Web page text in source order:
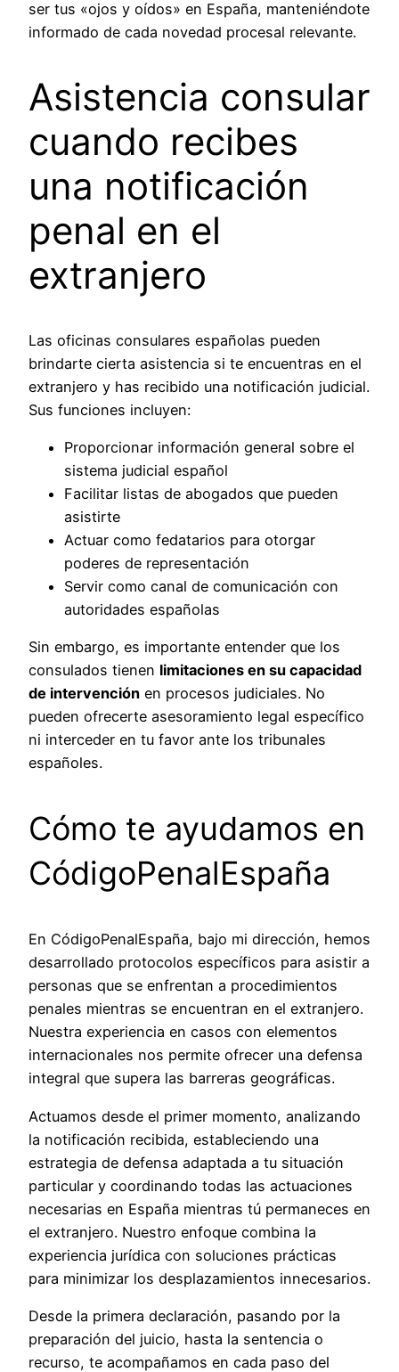
ser tus «ojos y oídos» en España, manteniéndote
informado de cada novedad procesal relevante.
Asistencia consular
cuando recibes
una notificación
penal en el
extranjero
Las oficinas consulares españolas pueden
brindarte cierta asistencia si te encuentras en el
extranjero y has recibido una notificación judicial.
Sus funciones incluyen:
Proporcionar información general sobre el
sistema judicial español
Facilitar listas de abogados que pueden
asistirte
Actuar como fedatarios para otorgar
poderes de representación
Servir como canal de comunicación con
autoridades españolas
Sin embargo, es importante entender que los
consulados tienen limitaciones en su capacidad
de intervención en procesos judiciales. No
pueden ofrecerte asesoramiento legal específico
ni interceder en tu favor ante los tribunales
españoles.
Cómo te ayudamos en
CódigoPenalEspaña
En CódigoPenalEspaña, bajo mi dirección, hemos
desarrollado protocolos específicos para asistir a
personas que se enfrentan a procedimientos
penales mientras se encuentran en el extranjero.
Nuestra experiencia en casos con elementos
internacionales nos permite ofrecer una defensa
integral que supera las barreras geográficas.
Actuamos desde el primer momento, analizando
la notificación recibida, estableciendo una
estrategia de defensa adaptada a tu situación
particular y coordinando todas las actuaciones
necesarias en España mientras tú permaneces en
el extranjero. Nuestro enfoque combina la
experiencia jurídica con soluciones prácticas
para minimizar los desplazamientos innecesarios.
Desde la primera declaración, pasando por la
preparación del juicio, hasta la sentencia o
recurso, te acompañamos en cada paso del